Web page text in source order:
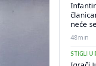
neće
48min
STIGLI U